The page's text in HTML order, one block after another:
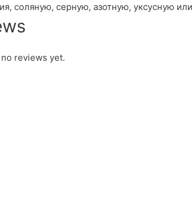
соляную, серную, азотную, уксусную
reviews yet.